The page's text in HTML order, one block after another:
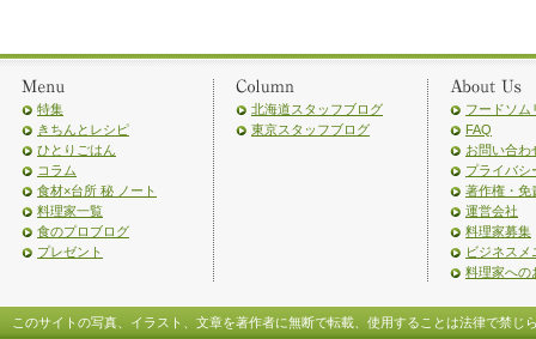
特集
きちんとレシピ
ひとりごはん
コラム
食材×台所 秘 ノート
料理家一覧
食のプロブログ
プレゼント
北海道スタッフブログ
東京スタッフブログ
フードソム
FAQ
お問い合わ
プライバシ
著作権・免
運営会社
料理家募集
ビジネスメ
料理家への
このサイトの写真、イラスト、文章を著作者に無断で転載、使用することは法律で禁じ